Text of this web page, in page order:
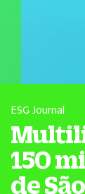
ESG Journal
150
de